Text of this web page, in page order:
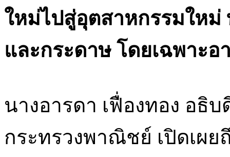
ใหม่ไปสู่อุตสาหกรรมใหม่
และกระดาษ โดยเฉพาะ
นางอารดา เฟื่องทอง อธิ
กระทรวงพาณิชย์ เปิดเผ